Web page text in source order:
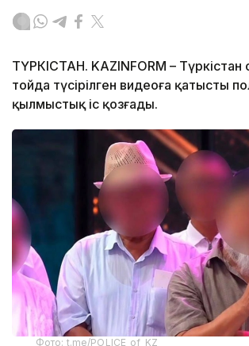
ТҮРКІСТАН. KAZINFORM –
тойда түсірілген видеоға қатысты
қылмыстық іс қозғады.
Фото: t.me/POLICE_of_KZ